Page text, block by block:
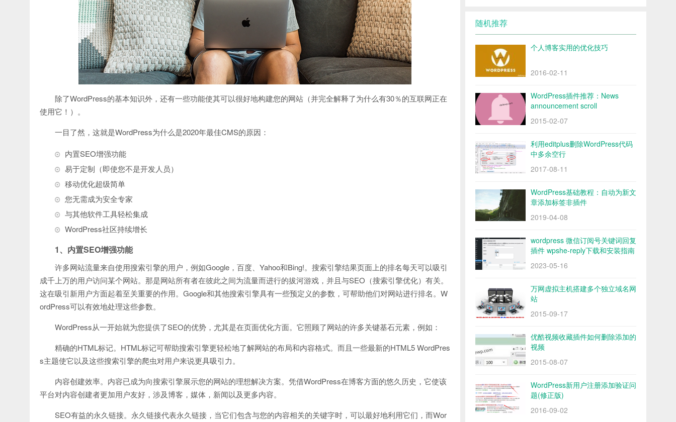
除了WordPress的基本知识外，还有一些功能使其可以很好地构建您的网站（并完全解释了为什么有30％的互联网正在
使用它！）。
一目了然，这就是WordPress为什么是2020年最佳CMS的原因：
内置SEO增强功能
易于定制（即使您不是开发人员）
移动优化超级简单
您无需成为安全专家
与其他软件工具轻松集成
WordPress社区持续增长
1、内置SEO增强功能
许多网站流量来自使用搜索引擎的用户，例如Google，百度、Yahoo和Bing!。搜索引擎结果页面上的排名每天可以吸引
成千上万的用户访问某个网站。那是网站所有者在彼此之间为流量而进行的拔河游戏，并且与SEO（搜索引擎优化）有关。
这在吸引新用户方面起着至关重要的作用。Google和其他搜索引擎具有一些预定义的参数，可帮助他们对网站进行排名。W
ordPress可以有效地处理这些参数。
WordPress从一开始就为您提供了SEO的优势，尤其是在页面优化方面。它照顾了网站的许多关键基石元素，例如：
精确的HTML标记。HTML标记可帮助搜索引擎更轻松地了解网站的布局和内容格式。而且一些最新的HTML5 WordPres
s主题使它以及这些搜索引擎的爬虫对用户来说更具吸引力。
内容创建效率。内容已成为向搜索引擎展示您的网站的理想解决方案。凭借WordPress在博客方面的悠久历史，它使该
平台对内容创建者更加用户友好，涉及博客，媒体，新闻以及更多内容。
SEO有益的永久链接。永久链接代表永久链接，当它们包含与您的内容相关的关键字时，可以最好地利用它们，而Wor
随机推荐
个人博客实用的优化技巧
2016-02-11
WordPress插件推荐：News
announcement scroll
2015-02-07
利用editplus删除WordPress代码
中多余空行
2017-08-11
WordPress基础教程：自动为新文
章添加标签非插件
2019-04-08
wordpress 微信订阅号关键词回复
插件 wpshe-reply下载和安装指南
2023-05-16
万网虚拟主机搭建多个独立域名网
站
2015-09-17
优酷视频收藏插件如何删除添加的
视频
2015-08-07
WordPress新用户注册添加验证问
题(修正版)
2016-09-02